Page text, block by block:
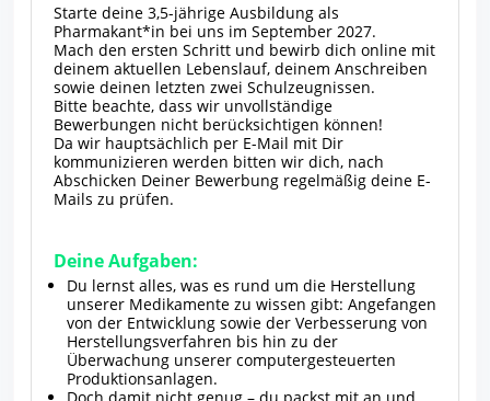
Starte deine 3,5-jährige Ausbildung als
Pharmakant*in bei uns im September 2027.
Mach den ersten Schritt und bewirb dich online mit
deinem aktuellen Lebenslauf, deinem Anschreiben
sowie deinen letzten zwei Schulzeugnissen.
Bitte beachte, dass wir unvollständige
Bewerbungen nicht berücksichtigen können!
Da wir hauptsächlich per E-Mail mit Dir
kommunizieren werden bitten wir dich, nach
Abschicken Deiner Bewerbung regelmäßig deine E-
Mails zu prüfen.
Deine Aufgaben:
Du lernst alles, was es rund um die Herstellung
unserer Medikamente zu wissen gibt: Angefangen
von der Entwicklung sowie der Verbesserung von
Herstellungsverfahren bis hin zu der
Überwachung unserer computergesteuerten
Produktionsanlagen.